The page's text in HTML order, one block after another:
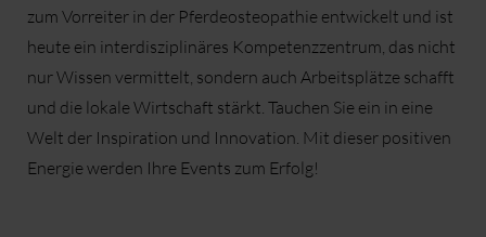
zum Vorreiter in der Pferdeosteopathie entwickelt und ist
heute ein interdisziplinäres Kompetenzzentrum, das nicht
nur Wissen vermittelt, sondern auch Arbeitsplätze schafft
und die lokale Wirtschaft stärkt. Tauchen Sie ein in eine
Welt der Inspiration und Innovation. Mit dieser positiven
Energie werden Ihre Events zum Erfolg!